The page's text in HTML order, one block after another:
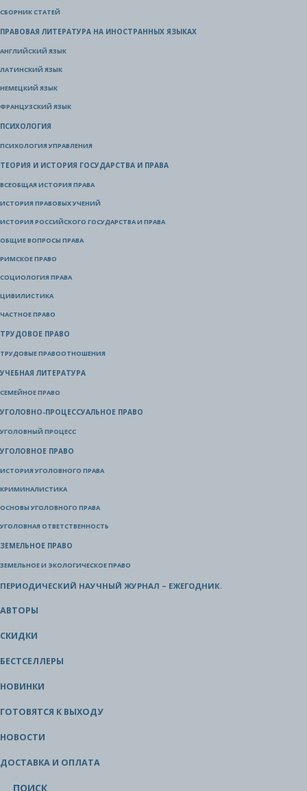
СБОРНИК СТАТЕЙ
ПРАВОВАЯ ЛИТЕРАТУРА НА ИНОСТРАННЫХ ЯЗЫКАХ
АНГЛИЙСКИЙ ЯЗЫК
ЛАТИНСКИЙ ЯЗЫК
НЕМЕЦКИЙ ЯЗЫК
ФРАНЦУЗСКИЙ ЯЗЫК
ПСИХОЛОГИЯ
ПСИХОЛОГИЯ УПРАВЛЕНИЯ
ТЕОРИЯ И ИСТОРИЯ ГОСУДАРСТВА И ПРАВА
ВСЕОБЩАЯ ИСТОРИЯ ПРАВА
ИСТОРИЯ ПРАВОВЫХ УЧЕНИЙ
ИСТОРИЯ РОССИЙСКОГО ГОСУДАРСТВА И ПРАВА
ОБЩИЕ ВОПРОСЫ ПРАВА
РИМСКОЕ ПРАВО
СОЦИОЛОГИЯ ПРАВА
ЦИВИЛИСТИКА
ЧАСТНОЕ ПРАВО
ТРУДОВОЕ ПРАВО
ТРУДОВЫЕ ПРАВООТНОШЕНИЯ
УЧЕБНАЯ ЛИТЕРАТУРА
СЕМЕЙНОЕ ПРАВО
УГОЛОВНО-ПРОЦЕССУАЛЬНОЕ ПРАВО
УГОЛОВНЫЙ ПРОЦЕСС
УГОЛОВНОЕ ПРАВО
ИСТОРИЯ УГОЛОВНОГО ПРАВА
КРИМИНАЛИСТИКА
ОСНОВЫ УГОЛОВНОГО ПРАВА
УГОЛОВНАЯ ОТВЕТСТВЕННОСТЬ
ЗЕМЕЛЬНОЕ ПРАВО
ЗЕМЕЛЬНОЕ И ЭКОЛОГИЧЕСКОЕ ПРАВО
ПЕРИОДИЧЕСКИЙ НАУЧНЫЙ ЖУРНАЛ – ЕЖЕГОДНИК.
АВТОРЫ
СКИДКИ
БЕСТСЕЛЛЕРЫ
НОВИНКИ
ГОТОВЯТСЯ К ВЫХОДУ
НОВОСТИ
ДОСТАВКА И ОПЛАТА
ПОИСК